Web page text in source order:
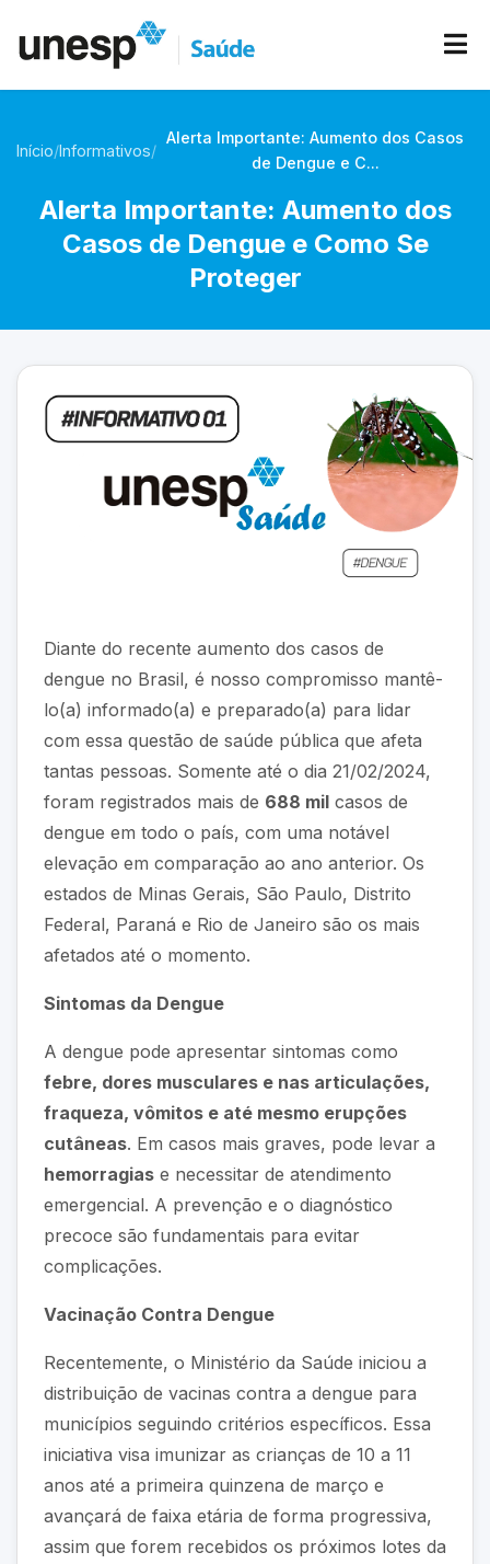
Início/Informativos/
Alerta Importante: Aumento dos Casos
de Dengue e C...
Alerta Importante: Aumento dos
Casos de Dengue e Como Se
Proteger
Diante do recente aumento dos casos de
dengue no Brasil, é nosso compromisso mantê-
lo(a) informado(a) e preparado(a) para lidar
com essa questão de saúde pública que afeta
tantas pessoas. Somente até o dia 21/02/2024,
foram registrados mais de 688 mil casos de
dengue em todo o país, com uma notável
elevação em comparação ao ano anterior. Os
estados de Minas Gerais, São Paulo, Distrito
Federal, Paraná e Rio de Janeiro são os mais
afetados até o momento.
Sintomas da Dengue
A dengue pode apresentar sintomas como
febre, dores musculares e nas articulações,
fraqueza, vômitos e até mesmo erupções
cutâneas. Em casos mais graves, pode levar a
hemorragias e necessitar de atendimento
emergencial. A prevenção e o diagnóstico
precoce são fundamentais para evitar
complicações.
Vacinação Contra Dengue
Recentemente, o Ministério da Saúde iniciou a
distribuição de vacinas contra a dengue para
municípios seguindo critérios específicos. Essa
iniciativa visa imunizar as crianças de 10 a 11
anos até a primeira quinzena de março e
avançará de faixa etária de forma progressiva,
assim que forem recebidos os próximos lotes da